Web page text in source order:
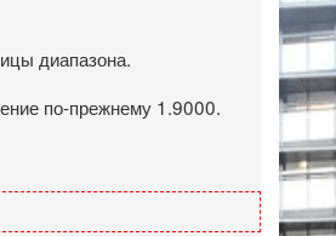
диапазона.
по-прежнему 1.9000.